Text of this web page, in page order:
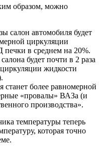
образом, можно
салон автомобиля будет
циркуляции
в среднем на 20%.
будет почти в 2 раза
жидкости
станет более равномерной
«провалы» ВАЗа (и
производства».
температуры теперь
которая точно